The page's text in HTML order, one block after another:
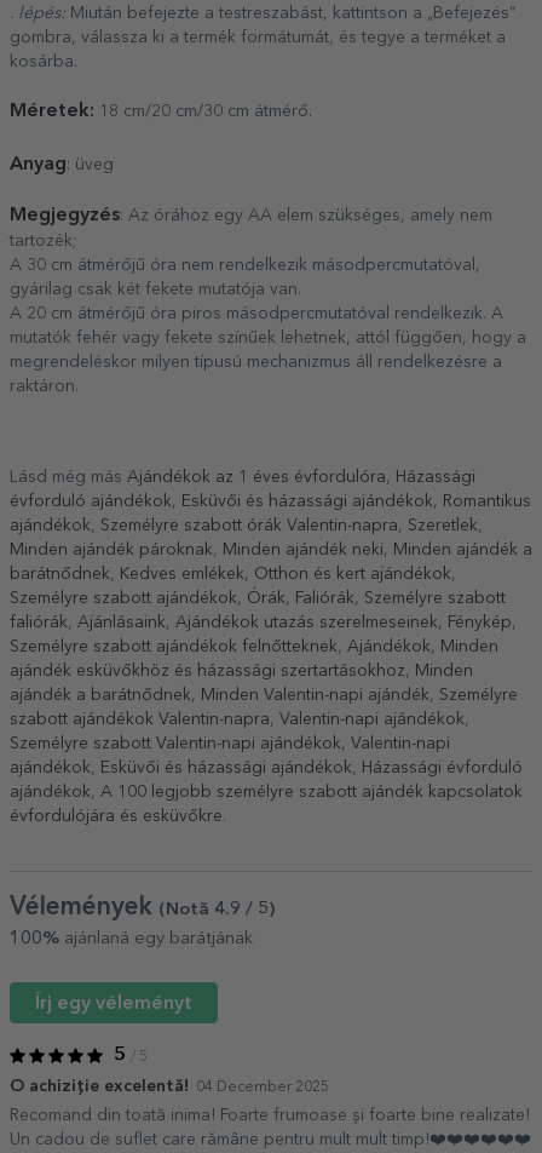
. lépés: Miután befejezte a testreszabást, kattintson a „Befejezés”
gombra, válassza ki a termék formátumát, és tegye a terméket a
kosárba.
Méretek: 18 cm/20 cm/30 cm átmérő.
Anyag: üveg
Megjegyzés: Az órához egy AA elem szükséges, amely nem
tartozék;
A 30 cm átmérőjű óra nem rendelkezik másodpercmutatóval,
gyárilag csak két fekete mutatója van.
A 20 cm átmérőjű óra piros másodpercmutatóval rendelkezik. A
mutatók fehér vagy fekete színűek lehetnek, attól függően, hogy a
megrendeléskor milyen típusú mechanizmus áll rendelkezésre a
raktáron.
Lásd még más Ajándékok az 1 éves évfordulóra
Házassági
évforduló ajándékok
Esküvői és házassági ajándékok
Romantikus
ajándékok
Személyre szabott órák Valentin-napra Szeretlek
Minden ajándék pároknak
Minden ajándék neki
Minden ajándék a
barátnődnek
Kedves emlékek Otthon és kert ajándékok
Személyre szabott ajándékok
Órák Faliórák
Személyre szabott
faliórák
Ajánlásaink Ajándékok utazás szerelmeseinek Fénykép
Személyre szabott ajándékok felnőtteknek
Ajándékok
Minden
ajándék esküvőkhöz és házassági szertartásokhoz
Minden
ajándék a barátnődnek
Minden Valentin-napi ajándék
Személyre
szabott ajándékok Valentin-napra
Valentin-napi ajándékok
Személyre szabott Valentin-napi ajándékok
Valentin-napi
ajándékok
Esküvői és házassági ajándékok
Házassági évforduló
ajándékok
A 100 legjobb személyre szabott ajándék kapcsolatok
évfordulójára és esküvőkre.
Vélemények (Notă 4.9 / 5)
100% ajánlaná egy barátjának
Írj egy véleményt
5 / 5
O achiziție excelentă! 04 December 2025
Recomand din toată inima! Foarte frumoase și foarte bine realizate!
Un cadou de suflet care rămâne pentru mult mult timp!❤️❤️❤️❤️❤️❤️